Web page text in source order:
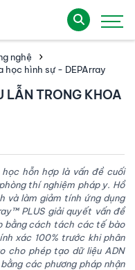
nghệ
học hình sự - DEPArray
LẪN TRONG KHOA
hỗn hợp là vấn đề cuối
thí nghiệm pháp y. Hồ
và làm giảm tính ứng dụng
PLUS giải quyết vấn đề
bằng cách tách các tế bào
xác 100% trước khi phân
cho phép tạo dữ liệu ADN
các phương pháp nhận